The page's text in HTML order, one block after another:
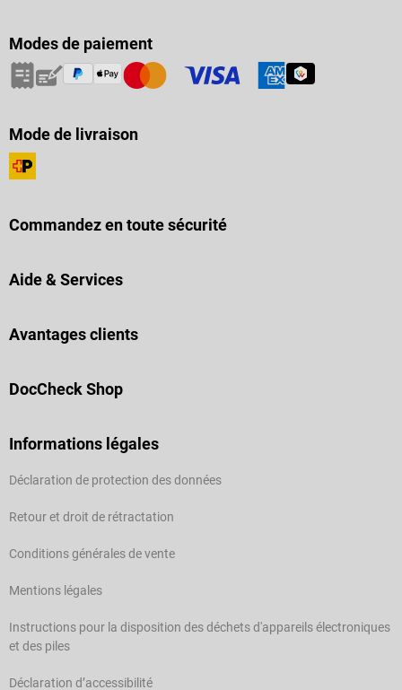
Modes de paiement
Mode de livraison
Commandez en toute sécurité
Aide & Services
Avantages clients
DocCheck Shop
Informations légales
Déclaration de protection des données
Retour et droit de rétractation
Conditions générales de vente
Mentions légales
Instructions pour la disposition des déchets d'appareils électroniques
et des piles
Déclaration d’accessibilité